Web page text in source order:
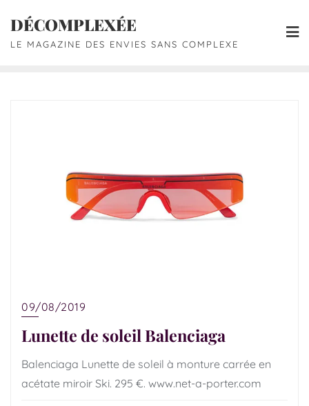
DÉCOMPLEXÉE
LE MAGAZINE DES ENVIES SANS COMPLEXE
09/08/2019
Lunette de soleil Balenciaga
Balenciaga Lunette de soleil à monture carrée en
acétate miroir Ski. 295 €. www.net-a-porter.com